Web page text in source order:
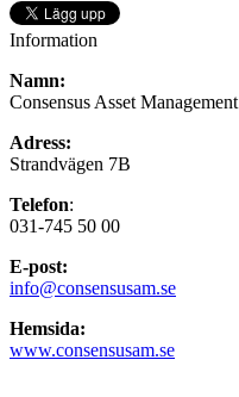
Information
Namn:
Consensus Asset Management
Adress:
Strandvägen 7B
Telefon:
031-745 50 00
E-post:
info@consensusam.se
Hemsida:
www.consensusam.se